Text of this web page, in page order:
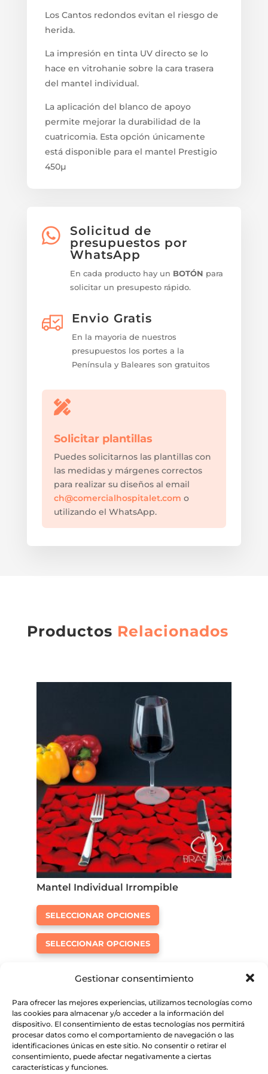
Gestionar consentimiento
Para ofrecer las mejores experiencias, utilizamos tecnologías como
las cookies para almacenar y/o acceder a la información del
dispositivo. El consentimiento de estas tecnologías nos permitirá
procesar datos como el comportamiento de navegación o las
identificaciones únicas en este sitio. No consentir o retirar el
consentimiento, puede afectar negativamente a ciertas
características y funciones.
Los Cantos redondos evitan el riesgo de
herida.
La impresión en tinta UV directo se lo
hace en vitrohanie sobre la cara trasera
del mantel individual.
La aplicación del blanco de apoyo
permite mejorar la durabilidad de la
cuatricomia. Esta opción únicamente
está disponible para el mantel Prestigio
450µ

Solicitud de
presupuestos por
WhatsApp
En cada producto hay un BOTÓN para
solicitar un presupesto rápido.
Envio Gratis
En la mayoria de nuestros
presupuestos los portes a la
Península y Baleares son gratuitos

Solicitar plantillas
Puedes solicitarnos las plantillas con
las medidas y márgenes correctos
para realizar su diseños al email
ch@comercialhospitalet.com o
utilizando el WhatsApp.
Productos Relacionados
Mantel Individual Irrompible
SELECCIONAR OPCIONES
Este
tiene
múltiples
Las
opciones
se
pueden
elegir
en
SELECCIONAR OPCIONES
Este
múltiples
Las
opciones
se
pueden